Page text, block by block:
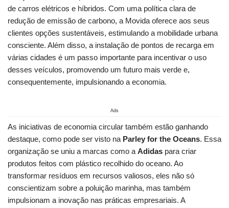
de carros elétricos e híbridos. Com uma ‌política clara de
redução de emissão ⁤de carbono, a ‍Movida oferece aos ‌seus
clientes opções⁤ sustentáveis, estimulando ⁤a mobilidade urbana
consciente. Além disso, a instalação de pontos de recarga em
várias cidades é um passo importante para incentivar o uso
desses veículos, promovendo um ⁣futuro mais verde e,
consequentemente, impulsionando a economia.
Ads
As iniciativas ⁣de economia ‍circular também‌ estão ganhando
destaque, como pode ser visto na Parley for the Oceans. Essa
organização se uniu a marcas como⁣ a Adidas para criar‍
produtos feitos com plástico recolhido do oceano. ‌Ao
transformar ​resíduos em recursos valiosos, eles não só
conscientizam sobre a poluição marinha, mas ‌também
impulsionam a inovação nas práticas empresariais. A‌